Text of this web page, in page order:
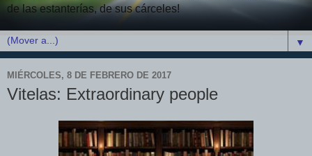
de las estanterías, de sus cárceles!
▼
MIÉRCOLES, 8 DE FEBRERO DE 2017
Vitelas: Extraordinary people